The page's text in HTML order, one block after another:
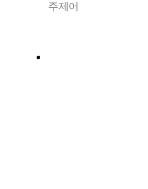
주제어